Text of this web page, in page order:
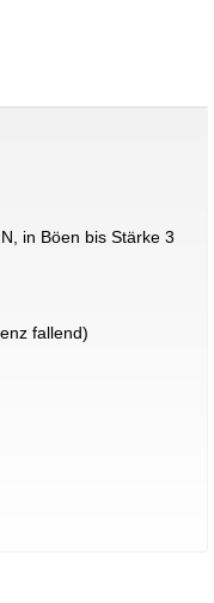
in Böen bis Stärke 3
fallend)